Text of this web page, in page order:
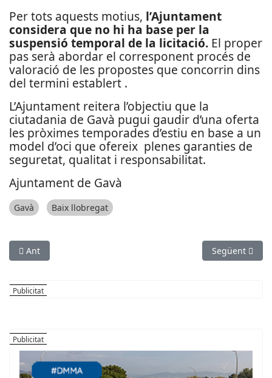
Per tots aquests motius, l’Ajuntament
considera que no hi ha base per la
suspensió temporal de la licitació. El proper
pas serà abordar el corresponent procés de
valoració de les propostes que concorrin dins
del termini establert .
L’Ajuntament reitera l’objectiu que la
ciutadania de Gavà pugui gaudir d’una oferta
les pròximes temporades d’estiu en base a un
model d’oci que ofereix plenes garanties de
seguretat, qualitat i responsabilitat.
Ajuntament de Gavà
Gavà Baix llobregat
Article anterior: Professionals de la cultura i la recerca
Ant Article
Següent